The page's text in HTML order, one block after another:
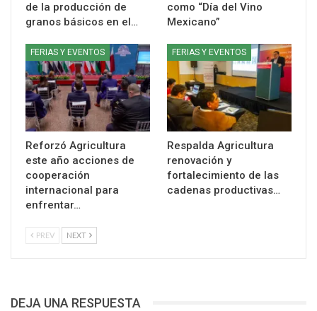
de la producción de
granos básicos en el…
como “Día del Vino
Mexicano”
FERIAS Y EVENTOS
Reforzó Agricultura
este año acciones de
cooperación
internacional para
enfrentar…
FERIAS Y EVENTOS
Respalda Agricultura
renovación y
fortalecimiento de las
cadenas productivas…
PREV NEXT
DEJA UNA RESPUESTA